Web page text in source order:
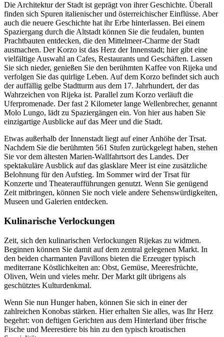
Die Architektur der Stadt ist geprägt von ihrer Geschichte. Überall
finden sich Spuren italienischer und österreichischer Einflüsse. Aber
auch die neuere Geschichte hat ihr Erbe hinterlassen. Bei einem
Spaziergang durch die Altstadt können Sie die feudalen, bunten
Prachtbauten entdecken, die den Mittelmeer-Charme der Stadt
ausmachen. Der Korzo ist das Herz der Innenstadt; hier gibt eine
vielfältige Auswahl an Cafes, Restaurants und Geschäften. Lassen
Sie sich nieder, genießen Sie den berühmten Kaffee von Rijeka und
verfolgen Sie das quirlige Leben. Auf dem Korzo befindet sich auch
der auffällig gelbe Stadtturm aus dem 17. Jahrhundert, der das
Wahrzeichen von Rijeka ist. Parallel zum Korzo verläuft die
Uferpromenade. Der fast 2 Kilometer lange Wellenbrecher, genannt
Molo Lungo, lädt zu Spaziergängen ein. Von hier aus haben Sie
einzigartige Ausblicke auf das Meer und die Stadt.
Etwas außerhalb der Innenstadt liegt auf einer Anhöhe der Trsat.
Nachdem Sie die berühmten 561 Stufen zurückgelegt haben, stehen
Sie vor dem ältesten Marien-Wallfahrtsort des Landes. Der
spektakuläre Ausblick auf das glasklare Meer ist eine zusätzliche
Belohnung für den Aufstieg. Im Sommer wird der Trsat für
Konzerte und Theateraufführungen genutzt. Wenn Sie genügend
Zeit mitbringen, können Sie noch viele andere Sehenswürdigkeiten,
Museen und Galerien entdecken.
Kulinarische Verlockungen
Zeit, sich den kulinarischen Verlockungen Rijekas zu widmen.
Beginnen können Sie damit auf dem zentral gelegenen Markt. In
den beiden charmanten Pavillons bieten die Erzeuger typisch
mediterrane Köstlichkeiten an: Obst, Gemüse, Meeresfrüchte,
Oliven, Wein und vieles mehr. Der Markt gilt übrigens als
geschütztes Kulturdenkmal.
Wenn Sie nun Hunger haben, können Sie sich in einer der
zahlreichen Konobas stärken. Hier erhalten Sie alles, was Ihr Herz
begehrt: von deftigen Gerichten aus dem Hinterland über frische
Fische und Meerestiere bis hin zu den typisch kroatischen